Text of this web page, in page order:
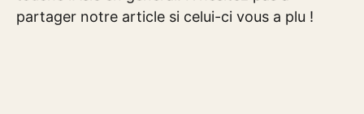
partager notre article si celui-ci vous a plu !